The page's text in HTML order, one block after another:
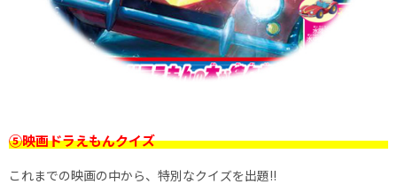
⑤映画ドラえもんクイズ
これまでの映画の中から、特別なクイズを出題!!